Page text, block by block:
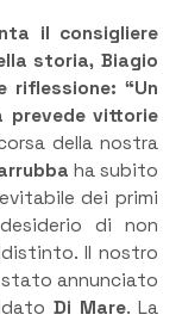
il consigliere
storia, Biagio
riflessione: “Un
prevede vittorie
della nostra
ha subito
dei primi
di non
Il nostro
annunciato
Di Mare. La